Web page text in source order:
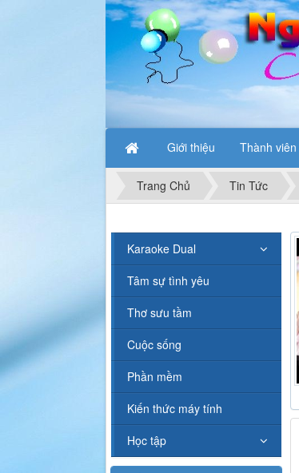
Giới thiệu Thành viên
Trang Chủ Tin Tức
Karaoke Dual
Tâm sự tình yêu
Thơ sưu tầm
Cuộc sống
Phần mềm
Kiến thức máy tính
Học tập